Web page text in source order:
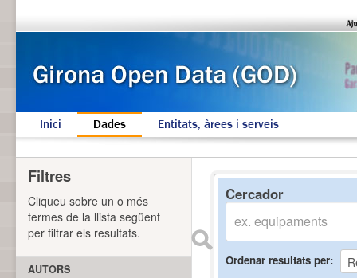
Inici Dades Entitats, àrees i serveis
Cercador
Ordenar resultats per
Filtres
Cliqueu sobre un o més
termes de la llista següent
per filtrar els resultats.
AUTORS